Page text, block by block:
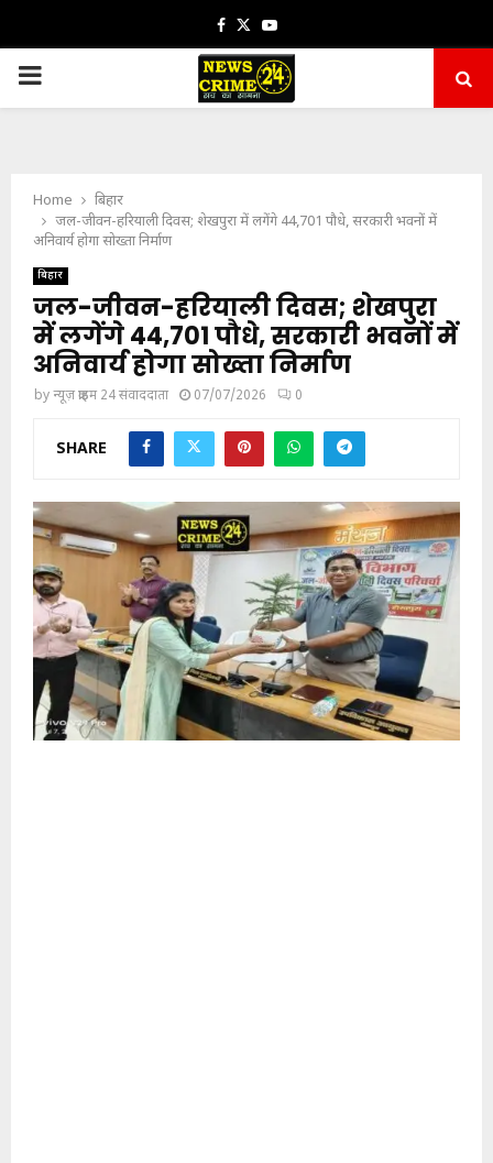
Facebook
TwitterYoutube
PRIMARY
Home
बिहार
जल-जीवन-हरियाली दिवस; शेखपुरा में लगेंगे 44,701 पौधे, सरकारी भवनों में
अनिवार्य होगा सोख्ता निर्माण
बिहार
जल-जीवन-हरियाली दिवस; शेखपुरा
में लगेंगे 44,701 पौधे, सरकारी भवनों में
अनिवार्य होगा सोख्ता निर्माण
byन्यूज़ क्राइम 24 संवाददाता 07/07/2026 0
SHARE